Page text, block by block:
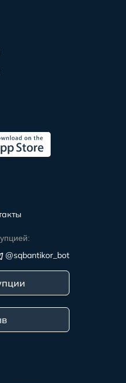
@sqbantikor_bot